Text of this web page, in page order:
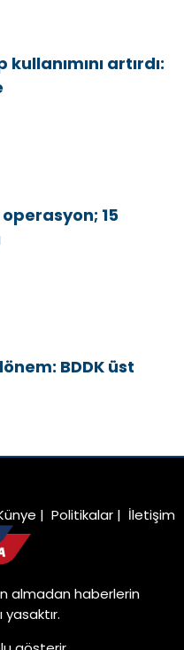
kullanımını artırdı:
15
BDDK üst
| Politikalar | İletişim
almadan haberlerin